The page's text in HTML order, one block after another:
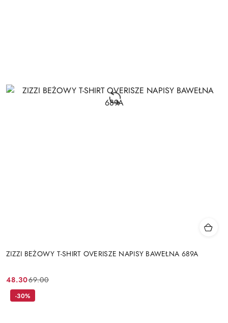
ZIZZI BEŻOWY T-SHIRT OVERISZE NAPISY BAWEŁNA 689A
Cena
promocyjna:
48.30
Cena
przed
69.00
-30%